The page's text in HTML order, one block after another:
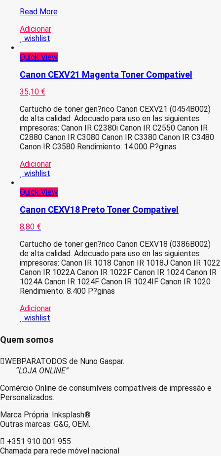
NO
–
Canon
Amarelo
Compativel
–
3017C002/3013C002
Read More
Adicionar
wishlist
Quick View
Canon CEXV21 Magenta Toner Compativel
35,10 €
Cartucho de toner gen?rico Canon CEXV21 (0454B002)
de alta calidad. Adecuado para uso en las siguientes
impresoras: Canon IR C2380i Canon IR C2550 Canon IR
C2880 Canon IR C3080 Canon IR C3380 Canon IR C3480
Canon IR C3580 Rendimiento: 14.000 P?ginas
Adicionar
wishlist
Quick View
Canon CEXV18 Preto Toner Compativel
8,80 €
Cartucho de toner gen?rico Canon CEXV18 (0386B002)
de alta calidad. Adecuado para uso en las siguientes
impresoras: Canon IR 1018 Canon IR 1018J Canon IR 1022
Canon IR 1022A Canon IR 1022F Canon IR 1024 Canon IR
1024A Canon IR 1024F Canon IR 1024IF Canon IR 1020
Rendimiento: 8.400 P?ginas
Adicionar
wishlist
Quem somos
WEBPARATODOS de Nuno Gaspar.
“LOJA ONLINE”
Comércio Online de consumíveis compatíveis de impressão e
Personalizados.
Marca Própria: Inksplash®
Outras marcas: G&G, OEM.
+351 910 001 955
Chamada para rede móvel nacional